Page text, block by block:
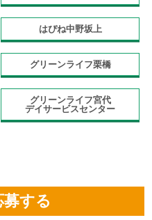
はぴね中野坂上
グリーンライフ栗橋
グリーンライフ宮代
デイサービスセンター
する